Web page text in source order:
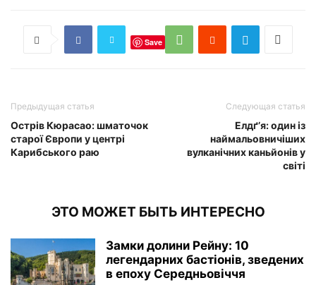
Save
Предыдущая статья
Острів Кюрасао: шматочок
старої Європи у центрі
Карибського раю
Следующая статья
Елдґ’я: один із
наймальовничіших
вулканічних каньйонів у
світі
ЭТО МОЖЕТ БЫТЬ ИНТЕРЕСНО
Замки долини Рейну: 10
легендарних бастіонів, зведених
в епоху Середньовіччя